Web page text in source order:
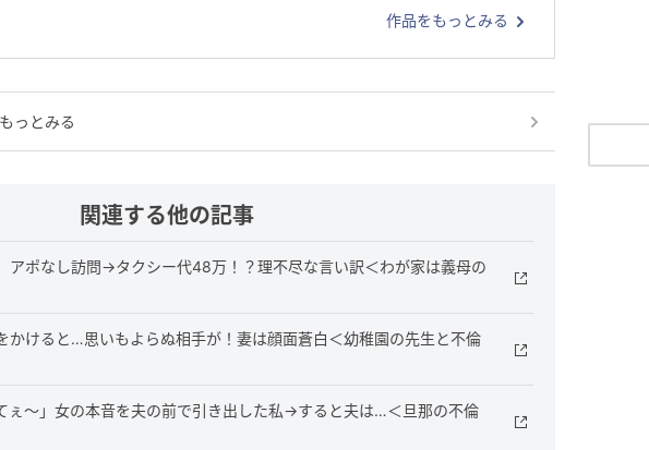
作品をもっとみる
っとみる
関連する他の記事
アポなし訪問→タクシー代48万！？理不尽な言い訳＜わが家は義母の
かけると…思いもよらぬ相手が！妻は顔面蒼白＜幼稚園の先生と不倫
ぇ～」女の本音を夫の前で引き出した私→すると夫は…＜旦那の不倫